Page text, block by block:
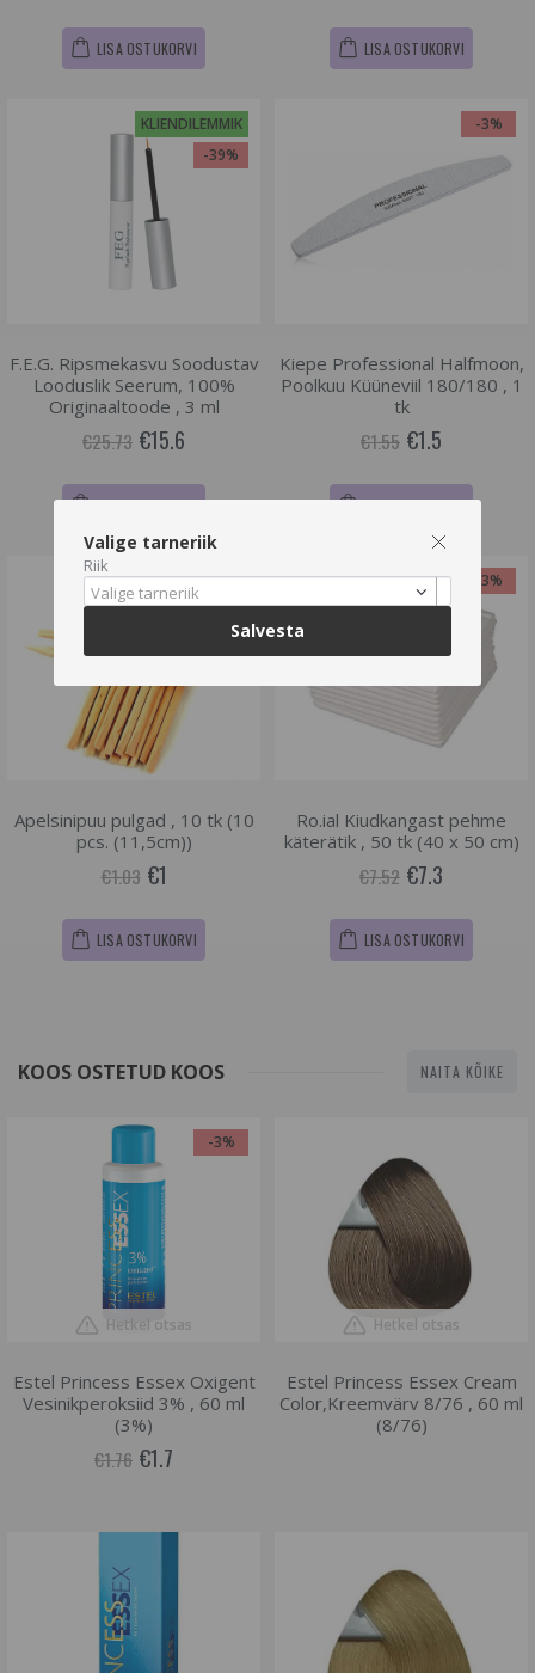
LISA OSTUKORVI LISA OSTUKORVI
KLIENDILEMMIK
-39%
F.E.G. Ripsmekasvu Soodustav
Looduslik Seerum, 100%
Originaaltoode , 3 ml
€25.73 €15.6
LISA OSTUKORVI
-3%
Kiepe Professional Halfmoon,
Poolkuu Küüneviil 180/180 , 1
tk
€1.55 €1.5
LISA OSTUKORVI
-3%
Apelsinipuu pulgad , 10 tk (10
pcs. (11,5cm))
€1.03 €1
LISA OSTUKORVI
-3%
Ro.ial Kiudkangast pehme
käterätik , 50 tk (40 x 50 cm)
€7.52 €7.3
LISA OSTUKORVI
KOOS OSTETUD KOOS NAITA KÕIKE
-3%
Hetkel otsas
Estel Princess Essex Oxigent
Vesinikperoksiid 3% , 60 ml
(3%)
€1.76 €1.7
Hetkel otsas
Estel Princess Essex Cream
Color,Kreemvärv 8/76 , 60 ml
(8/76)
Valige tarneriik
Riik
Valige tarneriik
Salvesta